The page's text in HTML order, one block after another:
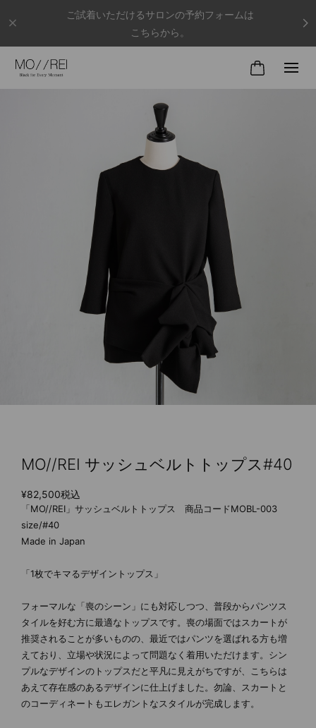
ご試着いただけるサロンの予約フォームは
こちらから。
MO//REI サッシュベルトトップス#40
¥82,500税込
「MO//REI」サッシュベルトトップス 商品コードMOBL-003
size/#40
Made in Japan
「1枚でキマるデザイントップス」
フォーマルな「喪のシーン」にも対応しつつ、普段からパンツス
タイルを好む方に最適なトップスです。喪の場面ではスカートが
推奨されることが多いものの、最近ではパンツを選ばれる方も増
えており、立場や状況によって問題なく着用いただけます。シン
プルなデザインのトップスだと平凡に見えがちですが、こちらは
あえて存在感のあるデザインに仕上げました。勿論、スカートと
のコーディネートもエレガントなスタイルが完成します。